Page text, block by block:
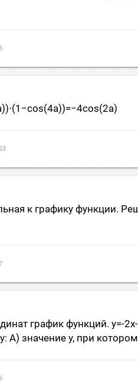
53
к графику функции.
график функций. у=-
А) значение у, при